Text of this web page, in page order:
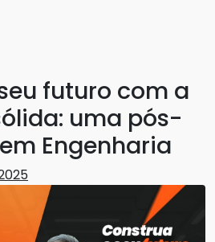
futuro com a
uma pós-
Engenharia